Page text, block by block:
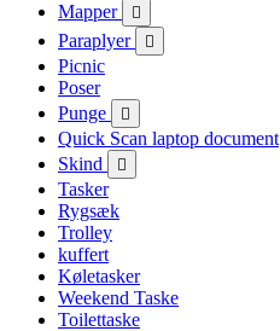
Mapper

Paraplyer 
Picnic
Poser
Punge

Quick Scan laptop document
Skind

Tasker
Rygsæk
Trolley
kuffert
Køletasker
Weekend Taske
Toilettaske